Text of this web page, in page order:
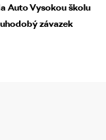
Auto Vysokou školu
závazek